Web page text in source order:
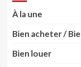
À la une
Bien acheter /
Bien louer